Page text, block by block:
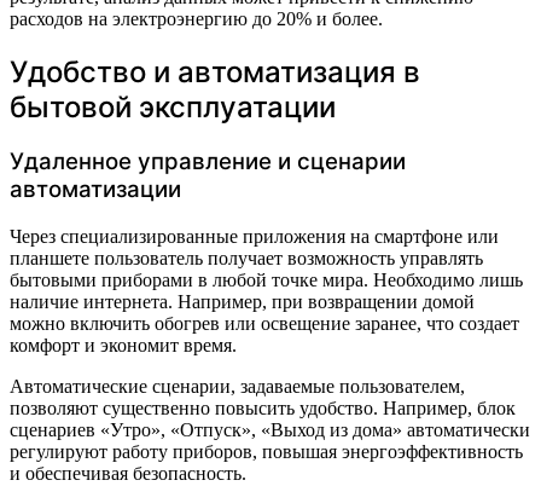
расходов на электроэнергию до 20% и более.
Удобство и автоматизация в
бытовой эксплуатации
Удаленное управление и сценарии
автоматизации
Через специализированные приложения на смартфоне или
планшете пользователь получает возможность управлять
бытовыми приборами в любой точке мира. Необходимо лишь
наличие интернета. Например, при возвращении домой
можно включить обогрев или освещение заранее, что создает
комфорт и экономит время.
Автоматические сценарии, задаваемые пользователем,
позволяют существенно повысить удобство. Например, блок
сценариев «Утро», «Отпуск», «Выход из дома» автоматически
регулируют работу приборов, повышая энергоэффективность
и обеспечивая безопасность.